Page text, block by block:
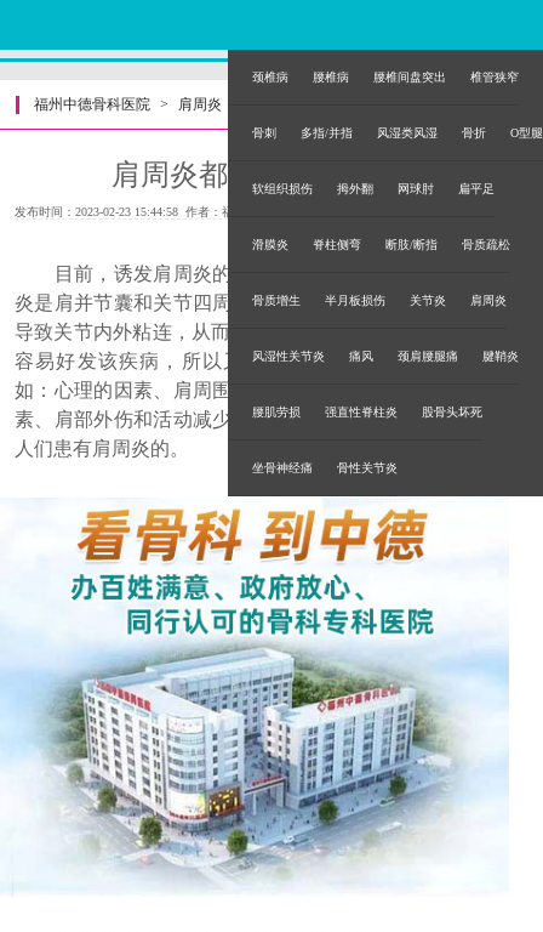
颈椎病 腰椎病 腰椎间盘突出 椎管狭窄
骨刺 多指/并指 风湿类风湿 骨折 O型腿
软组织损伤 拇外翻 网球肘 扁平足
滑膜炎 脊柱侧弯 断肢/断指 骨质疏松
骨质增生 半月板损伤 关节炎 肩周炎
风湿性关节炎 痛风 颈肩腰腿痛 腱鞘炎
腰肌劳损 强直性脊柱炎 股骨头坏死
坐骨神经痛 骨性关节炎
福州中德骨科医院 > 肩周炎
肩周炎都有哪些诱发因素
发布时间：2023-02-23 15:44:58 作者：福州中德骨科医院
目前，诱发肩周炎的因素其实很多。就一般来说，肩周
炎是肩并节囊和关节四周软组织的一种退行性、炎性病变，
导致关节内外粘连，从而影响肩关节的活动，50岁左右的人
容易好发该疾病，所以又称“五十肩”。研究表明，像一些
如：心理的因素、肩周围软组织退行性病变、不良姿势的因
素、肩部外伤和活动减少等等其他因素，都能诱发引起普通
人们患有肩周炎的。